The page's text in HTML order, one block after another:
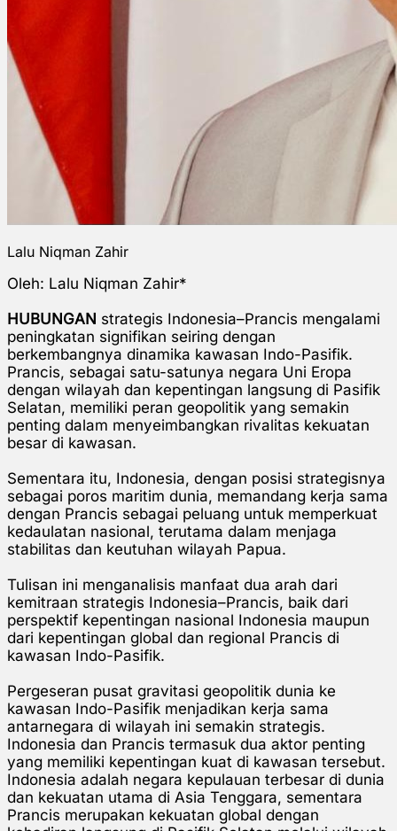
Lalu Niqman Zahir
Oleh: Lalu Niqman Zahir*
HUBUNGAN strategis Indonesia–Prancis mengalami
peningkatan signifikan seiring dengan
berkembangnya dinamika kawasan Indo-Pasifik.
Prancis, sebagai satu-satunya negara Uni Eropa
dengan wilayah dan kepentingan langsung di Pasifik
Selatan, memiliki peran geopolitik yang semakin
penting dalam menyeimbangkan rivalitas kekuatan
besar di kawasan.
Sementara itu, Indonesia, dengan posisi strategisnya
sebagai poros maritim dunia, memandang kerja sama
dengan Prancis sebagai peluang untuk memperkuat
kedaulatan nasional, terutama dalam menjaga
stabilitas dan keutuhan wilayah Papua.
Tulisan ini menganalisis manfaat dua arah dari
kemitraan strategis Indonesia–Prancis, baik dari
perspektif kepentingan nasional Indonesia maupun
dari kepentingan global dan regional Prancis di
kawasan Indo-Pasifik.
Pergeseran pusat gravitasi geopolitik dunia ke
kawasan Indo-Pasifik menjadikan kerja sama
antarnegara di wilayah ini semakin strategis.
Indonesia dan Prancis termasuk dua aktor penting
yang memiliki kepentingan kuat di kawasan tersebut.
Indonesia adalah negara kepulauan terbesar di dunia
dan kekuatan utama di Asia Tenggara, sementara
Prancis merupakan kekuatan global dengan